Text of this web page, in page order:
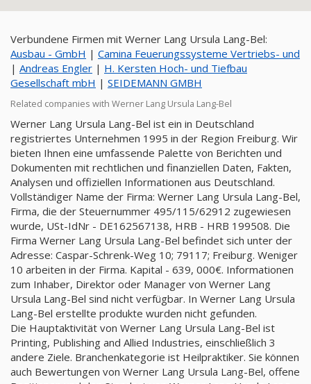
Verbundene Firmen mit Werner Lang Ursula Lang-Bel:
Ausbau - GmbH | Camina Feuerungssysteme Vertriebs- und
| Andreas Engler | H. Kersten Hoch- und Tiefbau
Gesellschaft mbH | SEIDEMANN GMBH
Related companies with Werner Lang Ursula Lang-Bel
Werner Lang Ursula Lang-Bel ist ein in Deutschland
registriertes Unternehmen 1995 in der Region Freiburg. Wir
bieten Ihnen eine umfassende Palette von Berichten und
Dokumenten mit rechtlichen und finanziellen Daten, Fakten,
Analysen und offiziellen Informationen aus Deutschland.
Vollständiger Name der Firma: Werner Lang Ursula Lang-Bel,
Firma, die der Steuernummer 495/115/62912 zugewiesen
wurde, USt-IdNr - DE162567138, HRB - HRB 199508. Die
Firma Werner Lang Ursula Lang-Bel befindet sich unter der
Adresse: Caspar-Schrenk-Weg 10; 79117; Freiburg. Weniger
10 arbeiten in der Firma. Kapital - 639, 000€. Informationen
zum Inhaber, Direktor oder Manager von Werner Lang
Ursula Lang-Bel sind nicht verfügbar. In Werner Lang Ursula
Lang-Bel erstellte produkte wurden nicht gefunden.
Die Hauptaktivität von Werner Lang Ursula Lang-Bel ist
Printing, Publishing and Allied Industries, einschließlich 3
andere Ziele. Branchenkategorie ist Heilpraktiker. Sie können
auch Bewertungen von Werner Lang Ursula Lang-Bel, offene